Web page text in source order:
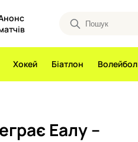
Хокей Біатлон Волейбол
Еалу –